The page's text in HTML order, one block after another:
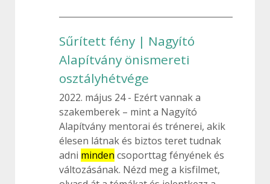
Sűrített fény | Nagyító
Alapítvány önismereti
osztályhétvége
2022. május 24
Ezért vannak a
szakemberek – mint a Nagyító
Alapítvány mentorai és trénerei, akik
élesen látnak és biztos teret tudnak
adni minden csoporttag fényének és
változásának. Nézd meg a kisfilmet,